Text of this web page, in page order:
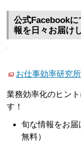
公式Facebook
報を日々お届け
お仕事効率研究
業務効率化のヒン
す！
旬な情報をお
無料）